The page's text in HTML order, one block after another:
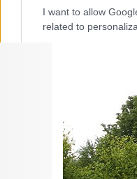
I want to allow
related to
CONFIRM
fajta.
Bővebben:http://